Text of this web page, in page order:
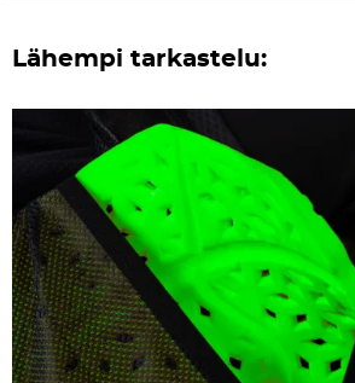
Lähempi tarkastelu: